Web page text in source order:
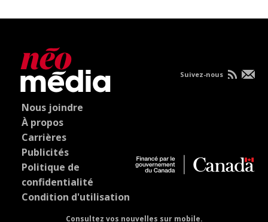
Nous joindre
À propos
Carrières
Publicités
Politique de
confidentialité
Condition d'utilisation
Consultez vos nouvelles sur mobile.
Suivez-nous